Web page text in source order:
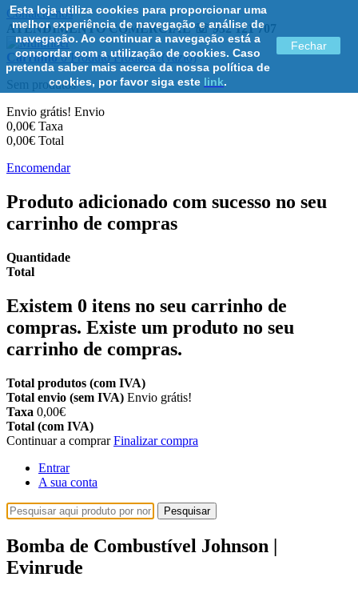
Esta loja utiliza cookies para proporcionar uma
melhor experiência de navegação e análise de
navegação. Ao continuar a navegação está a
concordar com a utilização de cookies. Caso
pretenda saber mais acerca da nossa política de
cookies, por favor siga este link.
Fechar
Contacte-nos
ATENDIMENTO COMERCIAL ☏ 932 121 707
Carrinho 0 Produto Produtos (vazio)
Sem produtos
Envio grátis! Envio
0,00€ Taxa
0,00€ Total
Encomendar
Produto adicionado com sucesso no seu
carrinho de compras
Quantidade
Total
Existem 0 itens no seu carrinho de
compras. Existe um produto no seu
carrinho de compras.
Total produtos (com IVA)
Total envio (sem IVA) Envio grátis!
Taxa 0,00€
Total (com IVA)
Continuar a comprarFinalizar compra
Entrar
A sua conta
Pesquisar
Bomba de Combustível Johnson |
Evinrude